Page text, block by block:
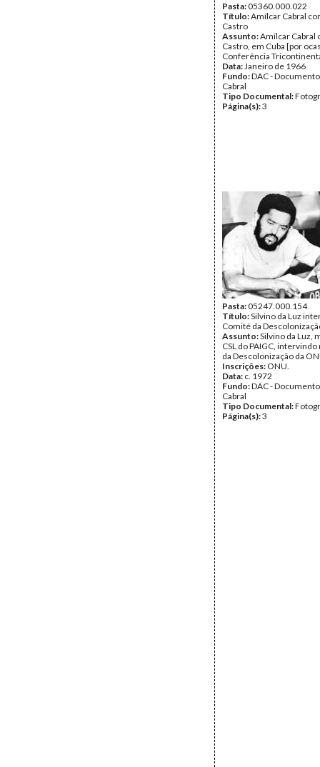
Pasta:05360.000.022
Título:Amílcar Cabral
Castro
Assunto:Amílcar Cabral
Castro, em Cuba [por
Conferência
Data:Janeiro de 1966
Fundo:DAC -
Cabral
Tipo Documental:
Página(s):3
Pasta:05247.000.154
Título:Silvino da Luz
Comité da
Assunto:Silvino da Luz,
CSL do PAIGC,
da Descolonização da
Inscrições: ONU.
Data: c. 1972
Fundo:DAC -
Cabral
Tipo Documental:
Página(s):3